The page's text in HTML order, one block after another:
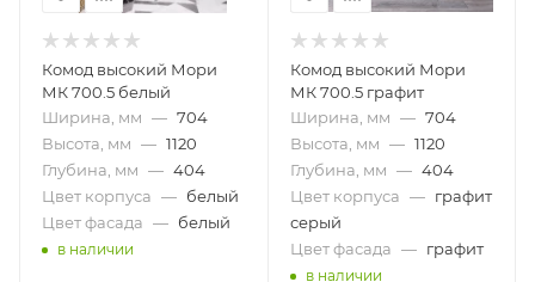
Комод высокий Мори
МК 700.5 белый
Ширина, мм — 704
Высота, мм — 1120
Глубина, мм — 404
Цвет корпуса — белый
Цвет фасада — белый
в наличии
Комод высокий Мори
МК 700.5 графит
Ширина, мм — 704
Высота, мм — 1120
Глубина, мм — 404
Цвет корпуса — графит
серый
Цвет фасада — графит
в наличии